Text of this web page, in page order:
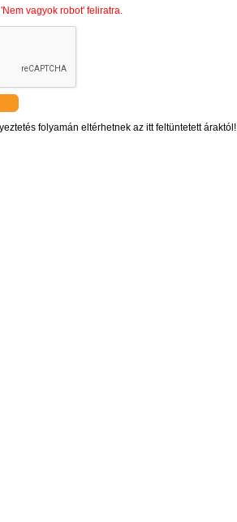
vagyok robot' feliratra.
folyamán eltérhetnek az itt feltüntetett áraktól!